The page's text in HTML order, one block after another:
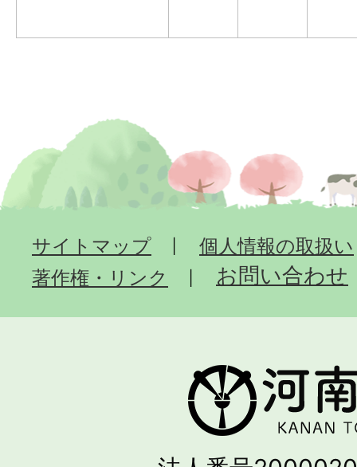
サイトマップ
個人情報の取扱い
著作権・リンク
お問い合わせ